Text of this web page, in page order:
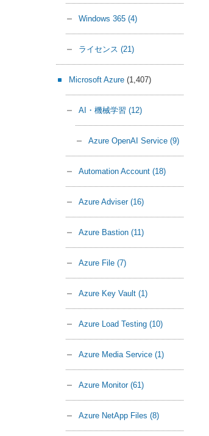
Windows 365 (4)
ライセンス (21)
Microsoft Azure (1,407)
AI・機械学習 (12)
Azure OpenAI Service (9)
Automation Account (18)
Azure Adviser (16)
Azure Bastion (11)
Azure File (7)
Azure Key Vault (1)
Azure Load Testing (10)
Azure Media Service (1)
Azure Monitor (61)
Azure NetApp Files (8)